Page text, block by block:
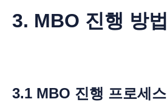
3. MBO 진행 방법
3.1 MBO 진행 프로세스